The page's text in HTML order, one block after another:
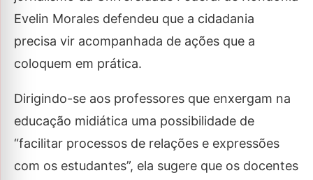
Evelin Morales defendeu que a cidadania
precisa vir acompanhada de ações que a
coloquem em prática.
Dirigindo-se aos professores que enxergam na
educação midiática uma possibilidade de
“facilitar processos de relações e expressões
com os estudantes”, ela sugere que os docentes